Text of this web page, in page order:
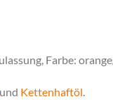
Farbe:
Kettenhaftöl